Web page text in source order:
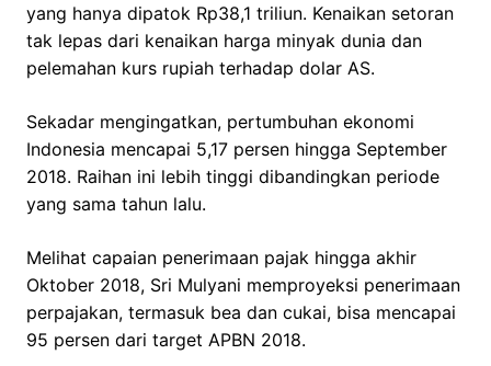
yang hanya dipatok Rp38,1 triliun. Kenaikan setoran
tak lepas dari kenaikan harga minyak dunia dan
pelemahan kurs rupiah terhadap dolar AS.
Sekadar mengingatkan, pertumbuhan ekonomi
Indonesia mencapai 5,17 persen hingga September
2018. Raihan ini lebih tinggi dibandingkan periode
yang sama tahun lalu.
Melihat capaian penerimaan pajak hingga akhir
Oktober 2018, Sri Mulyani memproyeksi penerimaan
perpajakan, termasuk bea dan cukai, bisa mencapai
95 persen dari target APBN 2018.